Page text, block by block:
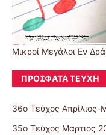
Μικροί Μεγάλοι Εν
ΠΡΌΣΦΑΤΑ ΤΕΎΧΗ
36ο Τεύχος Απρίλιος-
35ο Τεύχος Μάρτιος